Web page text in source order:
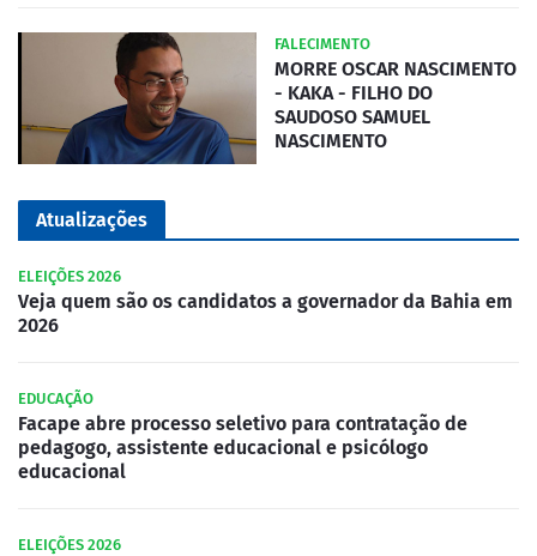
FALECIMENTO
MORRE OSCAR NASCIMENTO
- KAKA - FILHO DO
SAUDOSO SAMUEL
NASCIMENTO
Atualizações
ELEIÇÕES 2026
Veja quem são os candidatos a governador da Bahia em
2026
EDUCAÇÃO
Facape abre processo seletivo para contratação de
pedagogo, assistente educacional e psicólogo
educacional
ELEIÇÕES 2026